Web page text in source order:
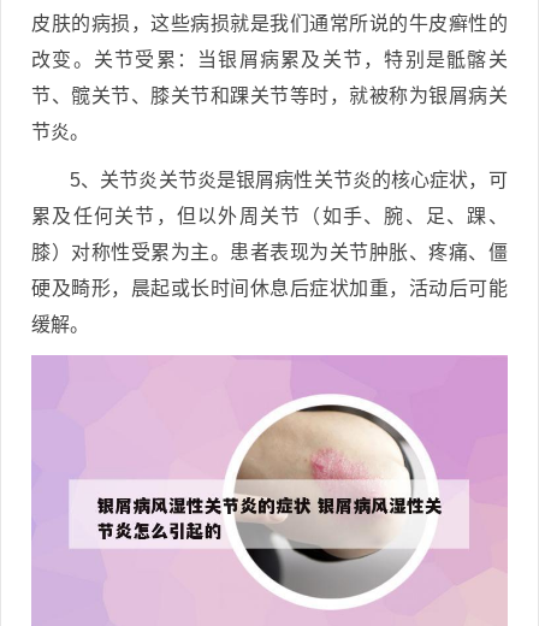
皮肤的病损，这些病损就是我们通常所说的牛皮癣性的
改变。关节受累：当银屑病累及关节，特别是骶髂关
节、髋关节、膝关节和踝关节等时，就被称为银屑病关
节炎。
5、关节炎关节炎是银屑病性关节炎的核心症状，可
累及任何关节，但以外周关节（如手、腕、足、踝、
膝）对称性受累为主。患者表现为关节肿胀、疼痛、僵
硬及畸形，晨起或长时间休息后症状加重，活动后可能
缓解。